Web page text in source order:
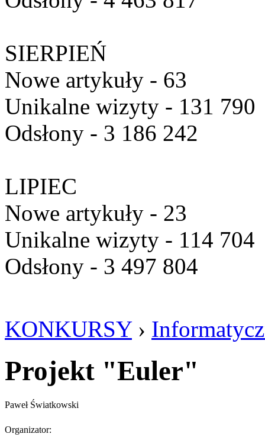
SIERPIEŃ
Nowe artykuły - 63
Unikalne wizyty - 131 790
Odsłony - 3 186 242
LIPIEC
Nowe artykuły - 23
Unikalne wizyty - 114 704
Odsłony - 3 497 804
KONKURSY›
Projekt "Euler"
Paweł Światkowski
Organizator: